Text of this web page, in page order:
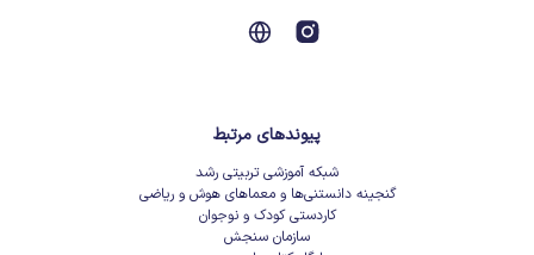
پیوندهای مرتبط
شبکه آموزشی تربیتی رشد
گنجینه دانستنی‌ها و معماهای هوش و ریاضی
کاردستی کودک و نوجوان
سازمان سنجش